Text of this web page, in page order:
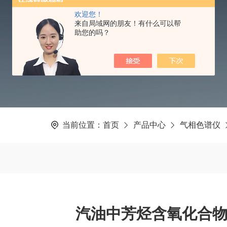
欢迎您！
来自局域网的朋友！有什么可以帮
助您的吗？
PRODUCTS CNTER
当前位置： 首页 产品中心 气相色谱仪
汽油中芳烃含氧化合